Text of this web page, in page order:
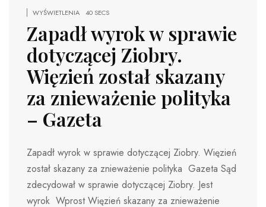
WYŚWIETLENIA 40 SECS
Zapadł wyrok w sprawie
dotyczącej Ziobry.
Więzień został skazany
za znieważenie polityka
– Gazeta
Zapadł wyrok w sprawie dotyczącej Ziobry. Więzień
został skazany za znieważenie polityka Gazeta Sąd
zdecydował w sprawie dotyczącej Ziobry. Jest
wyrok Wprost Więzień skazany za znieważenie